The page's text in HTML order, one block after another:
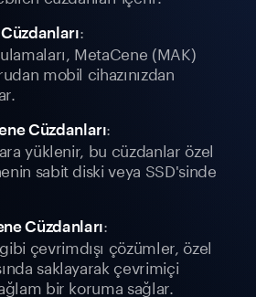
:
MetaCene (MAK)
mobil cihazınızdan
Cüzdanları:
yüklenir, bu cüzdanlar özel
sabit diski veya SSD'sinde
Cüzdanları:
çevrimdışı çözümler, özel
saklayarak çevrimiçi
bir koruma sağlar.